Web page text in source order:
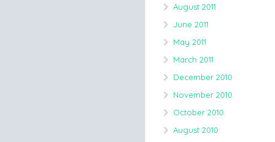
August 2011
June 2011
May 2011
March 2011
December 2010
November 2010
October 2010
August 2010